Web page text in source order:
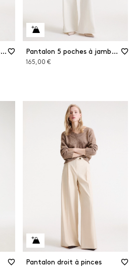
Pantalon chino en envers satin Pantalon 5 poches à jambe large
165,00 €
Pantalon droit à pinces